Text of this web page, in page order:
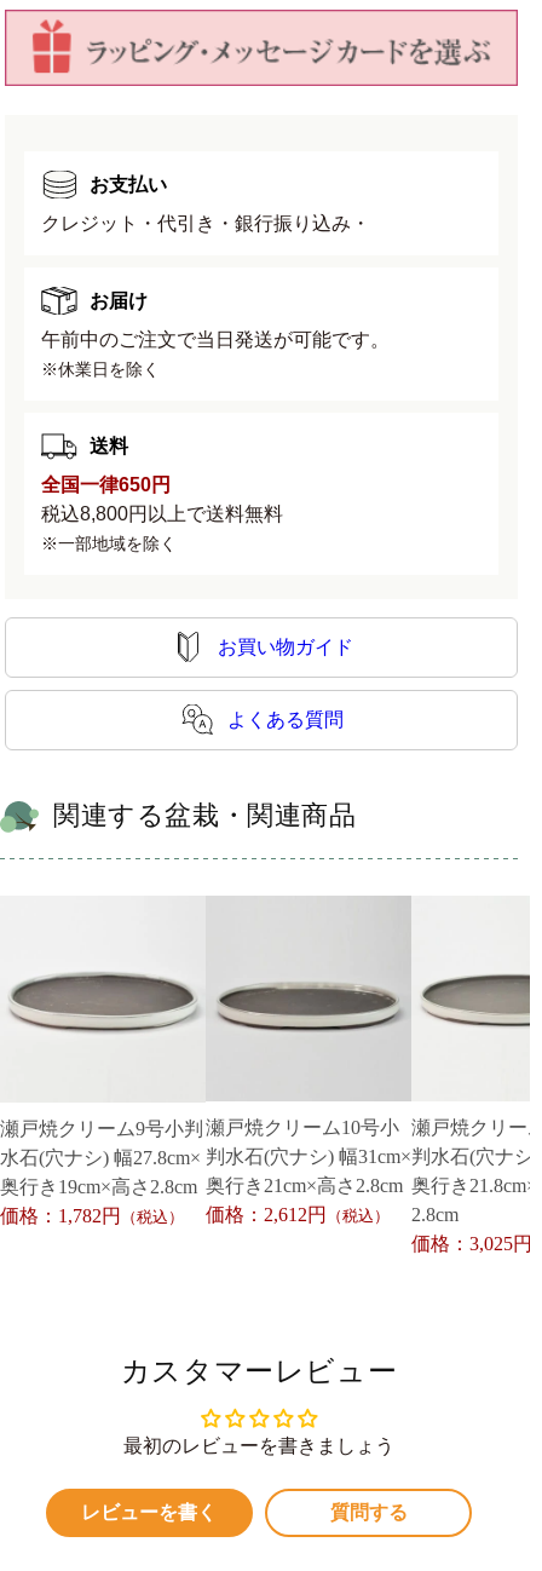
(穴
ナ
シ)
行
き
さ
2.8cm
の
を
減
ら
す
(穴
ナ
行
き
さ
2.8cm
の
数
増
や
す
お支払い
クレジット・代引き・銀行振り込み・
お届け
午前中のご注文で当日発送が可能です。
※休業日を除く
送料
全国一律650円
税込8,800円以上で送料無料
※一部地域を除く
お買い物ガイド
よくある質問
関連する盆栽・関連商品
瀬戸焼クリーム9号小判
水石(穴ナシ) 幅27.8cm×
奥行き19cm×高さ2.8cm
価格：1,782円
（税込）
瀬戸焼クリーム10号小
判水石(穴ナシ) 幅31cm×
奥行き21cm×高さ2.8cm
価格：2,612円
（税込）
瀬戸焼クリー
判水石(穴ナシ)
奥行き
2.8cm
価格：3,025円
カスタマーレビュー
最初のレビューを書きましょう
レビューを書く 質問する